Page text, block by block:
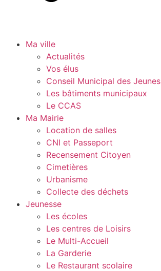
Ma ville
Actualités
Vos élus
Conseil Municipal des Jeunes
Les bâtiments municipaux
Le CCAS
Ma Mairie
Location de salles
CNI et Passeport
Recensement Citoyen
Cimetières
Urbanisme
Collecte des déchets
Jeunesse
Les écoles
Les centres de Loisirs
Le Multi-Accueil
La Garderie
Le Restaurant scolaire